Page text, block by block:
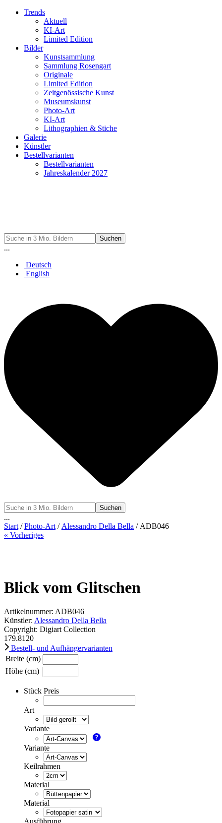
Trends
Aktuell
KI-Art
Limited Edition
Bilder
Kunstsammlung
Sammlung Rosengart
Originale
Limited Edition
Zeitgenössische Kunst
Museumskunst
Photo-Art
KI-Art
Lithographien & Stiche
Galerie
Künstler
Bestellvarianten
Bestellvarianten
Jahreskalender 2027
Suchen
...
Deutsch
English
Suchen
...
Start/Photo-Art/Alessandro Della Bella / ADB046
« Vorheriges
Blick vom Glitschen
Artikelnummer: ADB046
Künstler: Alessandro Della Bella
Copyright: Digiart Collection
179.8120
Bestell- und Aufhängervarianten
Breite (cm)
Höhe (cm)
Stück Preis
Art
Variante
Variante
Keilrahmen
Material
Material